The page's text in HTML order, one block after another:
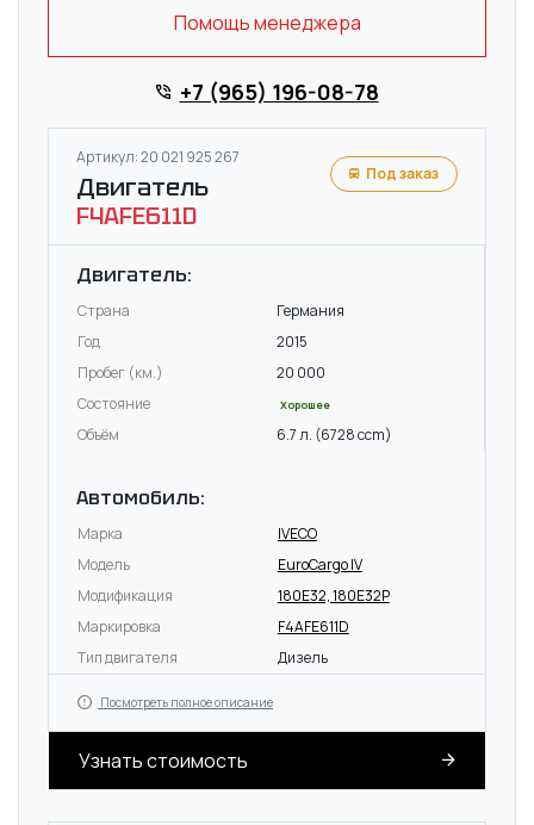
Помощь менеджера
+7 (965) 196-08-78
Артикул: 20 021 925 267
Двигатель
F4AFE611D
Под заказ
Двигатель:
Страна
Германия
Год
2015
Пробег (км.)
20 000
Состояние
Хорошее
Объём 6.7 л. (6728 ccm)
Автомобиль:
Марка
IVECO
Модель
EuroCargo IV
Модификация
180E32, 180E32P
Маркировка
F4AFE611D
Тип двигателя
Дизель
Посмотреть полное описание
Узнать стоимость